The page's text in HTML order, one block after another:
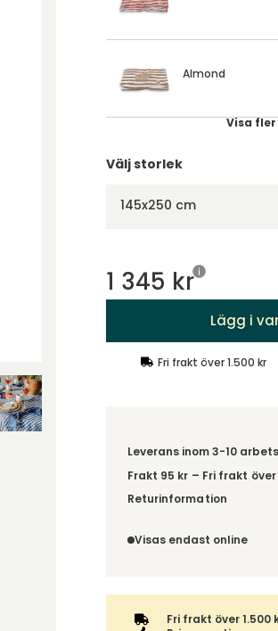
Almond
Visa fler
Välj storlek
145x250 cm
1 345 kr
Lägg i
Fri frakt över 1.500 kr
Leverans inom 3-10
Frakt 95 kr – Fri frakt över
Denna vara skickas till ett
finns att hämta. Beställs
Returinformation
emot din order, enligt
Visas endast online
Fri frakt över 1.500